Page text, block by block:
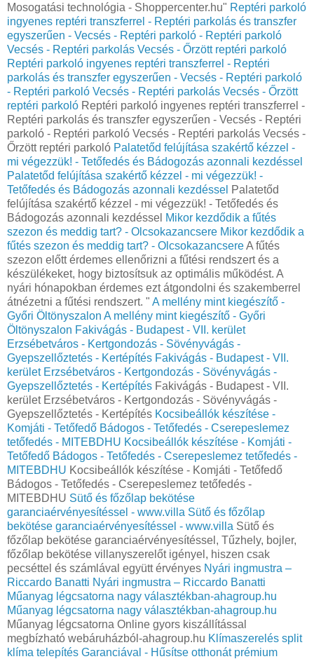
Mosogatási technológia - Shoppercenter.hu" Reptéri parkoló
ingyenes reptéri transzferrel - Reptéri parkolás és transzfer
egyszerűen - Vecsés - Reptéri parkoló - Reptéri parkoló
Vecsés - Reptéri parkolás Vecsés - Őrzött reptéri parkoló
Reptéri parkoló ingyenes reptéri transzferrel - Reptéri
parkolás és transzfer egyszerűen - Vecsés - Reptéri parkoló
- Reptéri parkoló Vecsés - Reptéri parkolás Vecsés - Őrzött
reptéri parkoló Reptéri parkoló ingyenes reptéri transzferrel -
Reptéri parkolás és transzfer egyszerűen - Vecsés - Reptéri
parkoló - Reptéri parkoló Vecsés - Reptéri parkolás Vecsés -
Őrzött reptéri parkoló Palatetőd felújítása szakértő kézzel -
mi végezzük! - Tetőfedés és Bádogozás azonnali kezdéssel
Palatetőd felújítása szakértő kézzel - mi végezzük! -
Tetőfedés és Bádogozás azonnali kezdéssel Palatetőd
felújítása szakértő kézzel - mi végezzük! - Tetőfedés és
Bádogozás azonnali kezdéssel Mikor kezdődik a fűtés
szezon és meddig tart? - Olcsokazancsere Mikor kezdődik a
fűtés szezon és meddig tart? - OlcsokazancsereA fűtés
szezon előtt érdemes ellenőrizni a fűtési rendszert és a
készülékeket, hogy biztosítsuk az optimális működést. A
nyári hónapokban érdemes ezt átgondolni és szakemberrel
átnézetni a fűtési rendszert. " A mellény mint kiegészítő -
Győri Öltönyszalon A mellény mint kiegészítő - Győri
Öltönyszalon Fakivágás - Budapest - VII. kerület
Erzsébetváros - Kertgondozás - Sövényvágás -
Gyepszellőztetés - Kertépítés Fakivágás - Budapest - VII.
kerület Erzsébetváros - Kertgondozás - Sövényvágás -
Gyepszellőztetés - Kertépítés Fakivágás - Budapest - VII.
kerület Erzsébetváros - Kertgondozás - Sövényvágás -
Gyepszellőztetés - Kertépítés Kocsibeállók készítése -
Komjáti - Tetőfedő Bádogos - Tetőfedés - Cserepeslemez
tetőfedés - MITEBDHU Kocsibeállók készítése - Komjáti -
Tetőfedő Bádogos - Tetőfedés - Cserepeslemez tetőfedés -
MITEBDHU Kocsibeállók készítése - Komjáti - Tetőfedő
Bádogos - Tetőfedés - Cserepeslemez tetőfedés -
MITEBDHU Sütő és főzőlap bekötése
garanciaérvényesítéssel - www.villa Sütő és főzőlap
bekötése garanciaérvényesítéssel - www.villa Sütő és
főzőlap bekötése garanciaérvényesítéssel, Tűzhely, bojler,
főzőlap bekötése villanyszerelőt igényel, hiszen csak
pecséttel és számlával együtt érvényes Nyári ingmustra –
Riccardo Banatti Nyári ingmustra – Riccardo Banatti
Műanyag légcsatorna nagy választékban-ahagroup.hu
Műanyag légcsatorna nagy választékban-ahagroup.hu
Műanyag légcsatorna Online gyors kiszállítással
megbízható webáruházból-ahagroup.hu Klímaszerelés split
klíma telepítés Garanciával - Hűsítse otthonát prémium